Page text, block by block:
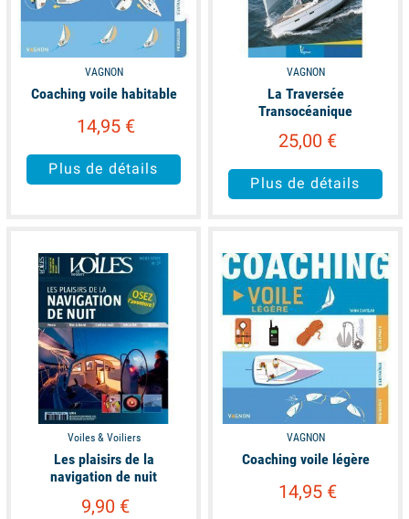
VAGNON
Coaching voile habitable
14,95 €
Plus de détails
VAGNON
La Traversée
Transocéanique
25,00 €
Plus de détails
unavailable
Voiles & Voiliers
Les plaisirs de la
navigation de nuit
9,90 €
available
VAGNON
Coaching voile légère
14,95 €